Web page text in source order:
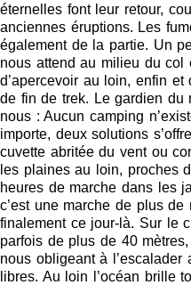
éternelles font leur retour,
anciennes éruptions. Les
également de la partie. Un
nous attend au milieu du col
d’apercevoir au loin, enfin
de fin de trek. Le gardien du
nous : Aucun camping
importe, deux solutions
cuvette abritée du vent ou
les plaines au loin, proches
heures de marche dans les
c’est une marche de plus
finalement ce jour-là. Sur le
parfois de plus de 40
nous obligeant à
libres. Au loin l’océan brille